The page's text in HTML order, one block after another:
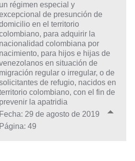
un régimen especial y
de presunción de
en el territorio
para adquirir la
nacionalidad colombiana por
nacimiento, para hijos e hijas de
en situación de
migración regular o irregular, o de
de refugio, nacidos en
colombiano, con el fin de
prevenir la apatridia
Fecha: 29 de agosto de 2019
Página: 49